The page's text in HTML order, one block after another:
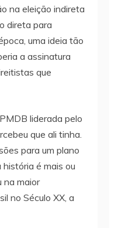
na eleição indireta
direta para
uma ideia tão
a assinatura
que
liderada pelo
que ali tinha.
para um plano
é mais ou
na maior
no Século XX, a